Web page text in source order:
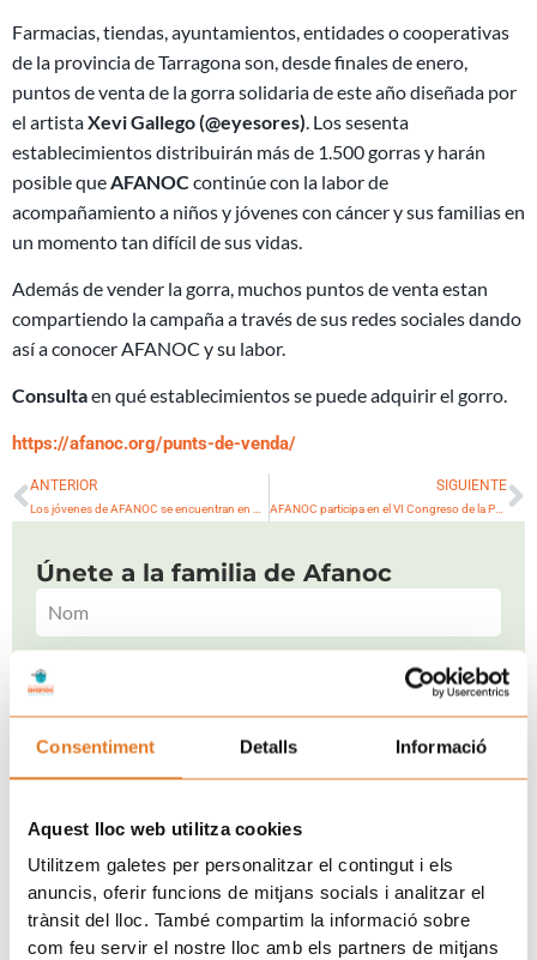
Consentiment Detalls Informació
Aquest lloc web utilitza cookies
Utilitzem galetes per personalitzar el contingut i els
anuncis, oferir funcions de mitjans socials i analitzar el
trànsit del lloc. També compartim la informació sobre
com feu servir el nostre lloc amb els partners de mitjans
Farmacias, tiendas, ayuntamientos, entidades o cooperativas
de la provincia de Tarragona son, desde finales de enero,
puntos de venta de la gorra solidaria de este año diseñada por
el artistaXevi Gallego (@eyesores). Los sesenta
establecimientos distribuirán más de 1.500 gorras y harán
posible queAFANOC continúe con la labor de
acompañamiento a niños y jóvenes con cáncer y sus familias en
un momento tan difícil de sus vidas.
Además de vender la gorra, muchos puntos de venta estan
compartiendo la campaña a través de sus redes sociales dando
así a conocer AFANOC y su labor.
Consultaen qué establecimientos se puede adquirir el gorro.
https://afanoc.org/punts-de-venda/
Ant
ANTERIOR SIGUIENTE
AFANOC participa en el VI Congreso de la PEDPAL
Únete a la familia de Afanoc
He llegit i accepto la Clàusula de consentiment.i la
SUBSCRIURE'S